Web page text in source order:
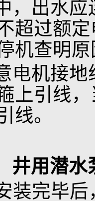
一付
慢慢放
螺母和
起，卸
管上，
相电源。
/深井